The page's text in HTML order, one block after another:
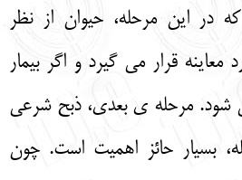
در این مرحله، حیوان از نظر
قرار می‌ گیرد و اگر بیمار
شود. مرحله‌ ی بعدی، ذبح شرعی
بسیار حائز اهمیت است. چون